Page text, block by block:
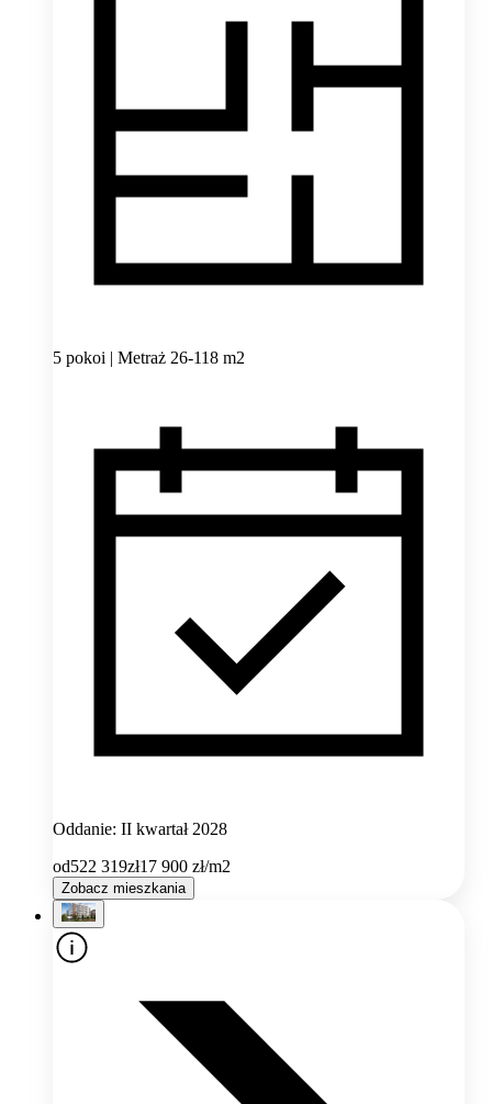
5 pokoi | Metraż 26-118 m2
Oddanie: II kwartał 2028
od522 319zł17 900 zł/m2
Zobacz mieszkania